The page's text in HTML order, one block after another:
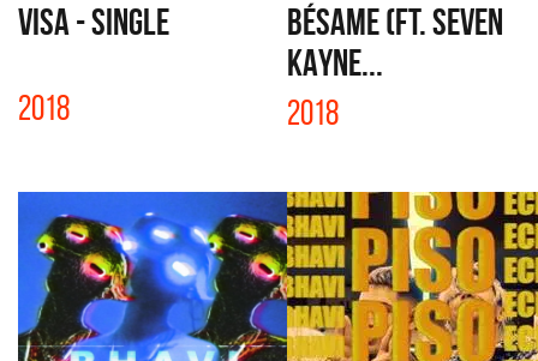
VISA - SINGLE
2018
BÉSAME (FT. SEVEN
KAYNE...
2018